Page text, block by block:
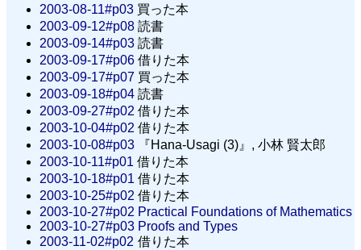
2003-08-11#p03 買った本
2003-09-12#p08 読書
2003-09-14#p03 読書
2003-09-17#p06 借りた本
2003-09-17#p07 買った本
2003-09-18#p04 読書
2003-09-27#p02 借りた本
2003-10-04#p02 借りた本
2003-10-08#p03 『Hana-Usagi (3)』, 小林 賢太郎
2003-10-11#p01 借りた本
2003-10-18#p01 借りた本
2003-10-25#p02 借りた本
2003-10-27#p02 Practical Foundations of Mathematics
2003-10-27#p03 Proofs and Types
2003-11-02#p02 借りた本